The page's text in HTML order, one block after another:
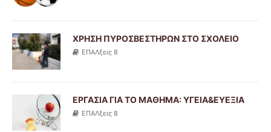
ΧΡΗΣΗ ΠΥΡΟΣΒΕΣΤΗΡΩΝ ΣΤΟ ΣΧΟΛΕΙΟ
ΕΠΑΛξεις 8
ΕΡΓΑΣΙΑ ΓΙΑ ΤΟ ΜΑΘΗΜΑ: ΥΓΕΙΑ&ΕΥΕΞΙΑ
ΕΠΑΛξεις 8